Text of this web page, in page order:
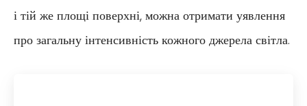
і тій же площі поверхні, можна отримати уявлення
про загальну інтенсивність кожного джерела світла.